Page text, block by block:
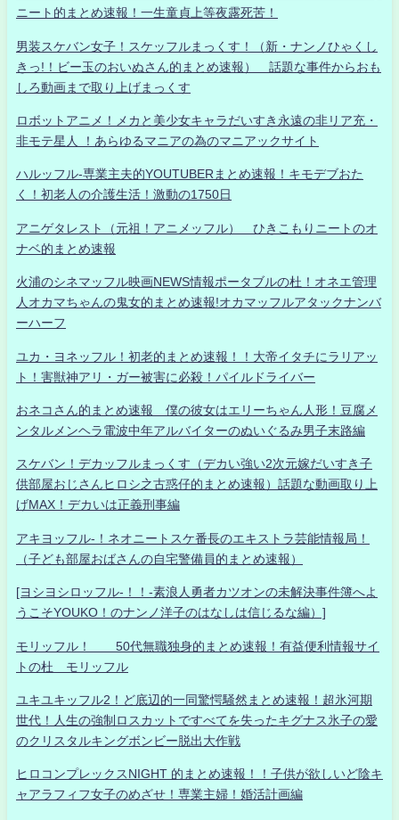
ニート的まとめ速報！一生童貞上等夜露死苦！
男装スケバン女子！スケッフルまっくす！（新・ナンノひゃくし
きっ!！ビー玉のおいぬさん的まとめ速報） 話題な事件からおも
しろ動画まで取り上げまっくす
ロボットアニメ！メカと美少女キャラだいすき永遠の非リア充・
非モテ星人 ！あらゆるマニアの為のマニアックサイト
ハルッフル-専業主夫的YOUTUBERまとめ速報！キモデブおた
く！初老人の介護生活！激動の1750日
アニゲタレスト（元祖！アニメッフル） ひきこもりニートのオ
ナベ的まとめ速報
火浦のシネマッフル映画NEWS情報ポータブルの杜！オネエ管理
人オカマちゃんの鬼女的まとめ速報!オカマッフルアタックナンバ
ーハーフ
ユカ・ヨネッフル！初老的まとめ速報！！大帝イタチにラリアッ
ト！害獣神アリ・ガー被害に必殺！パイルドライバー
おネコさん的まとめ速報 僕の彼女はエリーちゃん人形！豆腐メ
ンタルメンヘラ電波中年アルバイターのぬいぐるみ男子末路編
スケバン！デカッフルまっくす（デカい強い2次元嫁だいすき子
供部屋おじさんヒロシ之古惑仔的まとめ速報）話題な動画取り上
げMAX！デカいは正義刑事編
アキヨッフル-！ネオニートスケ番長のエキストラ芸能情報局！
（子ども部屋おばさんの自宅警備員的まとめ速報）
[ヨシヨシロッフル-！！-素浪人勇者カツオンの未解決事件簿へよ
うこそYOUKO！のナンノ洋子のはなしは信じるな編）]
モリッフル！ 50代無職独身的まとめ速報！有益便利情報サイ
トの杜 モリッフル
ユキユキッフル2！ど底辺的一同驚愕騒然まとめ速報！超氷河期
世代！人生の強制ロスカットですべてを失ったキグナス氷子の愛
のクリスタルキングボンビー脱出大作戦
ヒロコンプレックスNIGHT 的まとめ速報！！子供が欲しいど陰キ
ャアラフィフ女子のめざせ！専業主婦！婚活計画編